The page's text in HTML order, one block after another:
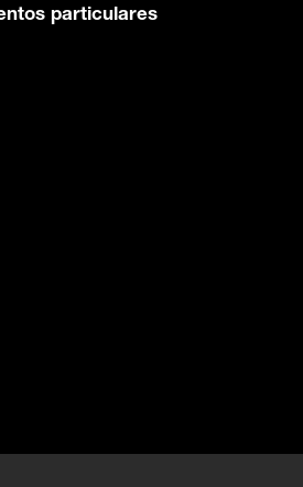
particulares